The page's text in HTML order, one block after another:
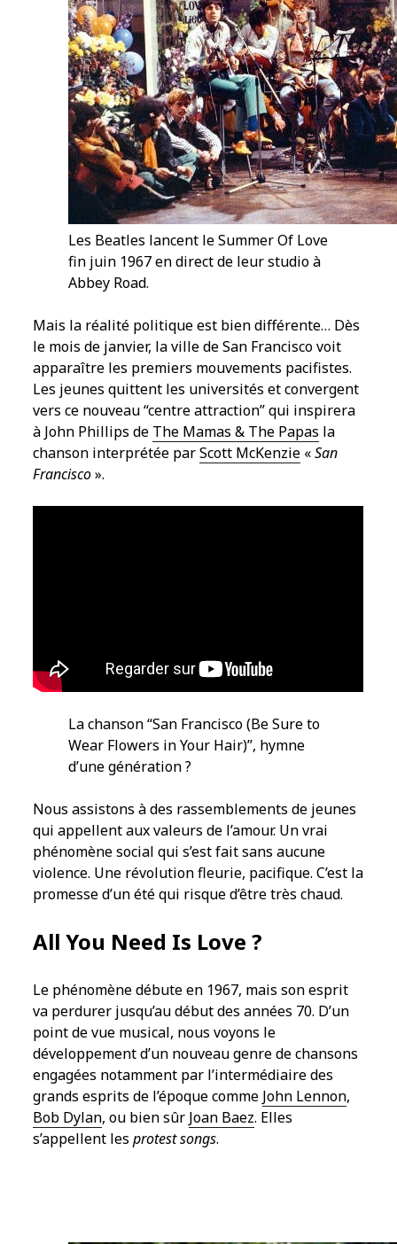
Les Beatles lancent le Summer Of Love
fin juin 1967 en direct de leur studio à
Abbey Road.
Mais la réalité politique est bien différente… Dès
le mois de janvier, la ville de San Francisco voit
apparaître les premiers mouvements pacifistes.
Les jeunes quittent les universités et convergent
vers ce nouveau “centre attraction” qui inspirera
à John Phillips de The Mamas & The Papas la
chanson interprétée parScott McKenzie «San
Francisco».
La chanson “San Francisco (Be Sure to
Wear Flowers in Your Hair)”, hymne
d’une génération ?
Nous assistons à des rassemblements de jeunes
qui appellent aux valeurs de l’amour. Un vrai
phénomène social qui s’est fait sans aucune
violence. Une révolution fleurie, pacifique. C’est la
promesse d’un été qui risque d’être très chaud.
All You Need Is Love ?
Le phénomène débute en 1967, mais son esprit
va perdurer jusqu’au début des années 70. D’un
point de vue musical, nous voyons le
développement d’un nouveau genre de chansons
engagées notamment par l’intermédiaire des
grands esprits de l’époque comme John Lennon,
Bob Dylan, ou bien sûr Joan Baez. Elles
s’appellent lesprotest songs.